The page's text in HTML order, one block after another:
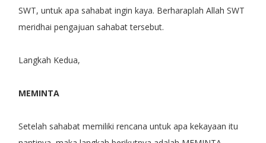
SWT, untuk apa sahabat ingin kaya. Berharaplah Allah SWT
meridhai pengajuan sahabat tersebut.
Langkah Kedua,
MEMINTA
Setelah sahabat memiliki rencana untuk apa kekayaan itu